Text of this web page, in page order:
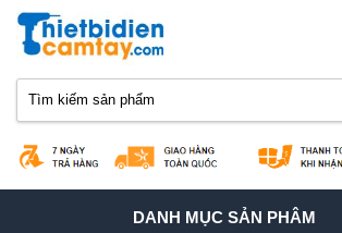
TOGGLE
DANH MỤC SẢN PHÂM